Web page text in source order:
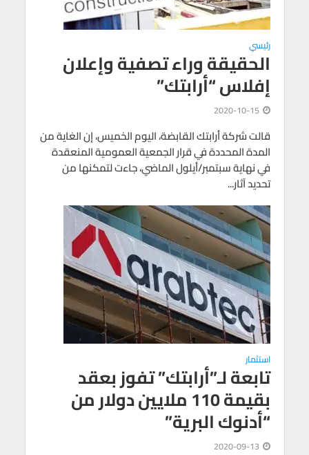
رئيسي
الحقيقة وراء تصفية وإعلان
إفلاس “أرابتك”
2020-10-15
قالت شركة أرابتك القابضة، اليوم الخميس، إن الغاية من
المدة المحددة في قرار الجمعية العمومية المنعقدة
في نهاية سبتمبر/أيلول الماضي، جاءت لتمكنها من
تحديد آثار...
استثمار
تابعة لـ”أرابتك” تفوز بعقد
بقيمة 110 ملايين دولار من
“أدنوك البرية”
2020-09-13